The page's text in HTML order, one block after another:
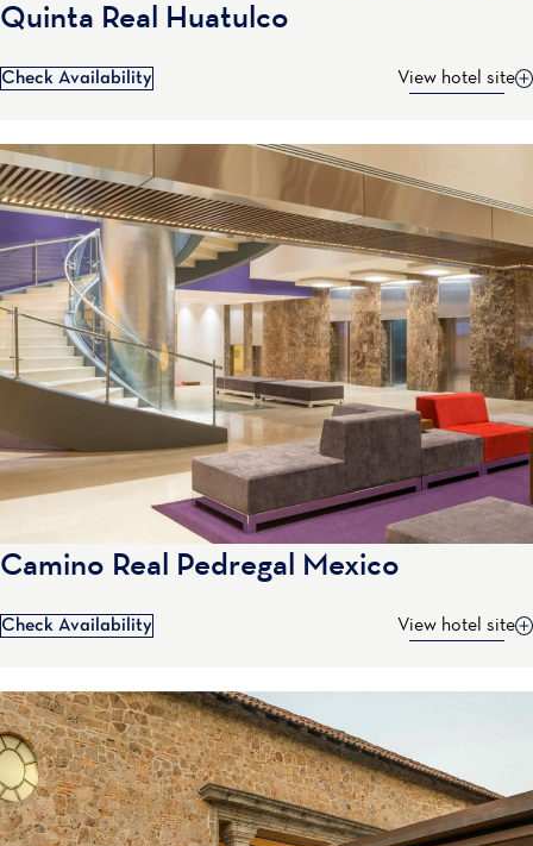
Quinta Real Huatulco
Check Availability View hotel site
Camino Real Pedregal Mexico
Check Availability View hotel site